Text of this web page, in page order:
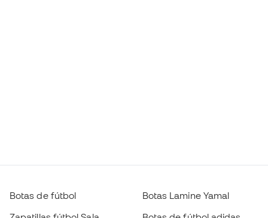
Botas de fútbol
Botas Lamine Yamal